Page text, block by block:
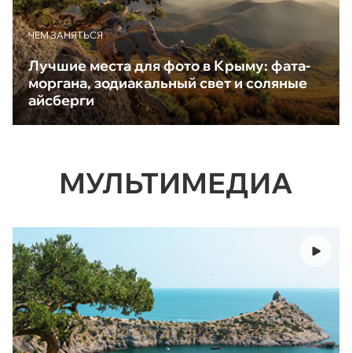
ЧЕМ ЗАНЯТЬСЯ
Лучшие места для фото в Крыму: фата-
моргана, зодиакальный свет и соляные
айсберги
МУЛЬТИМЕДИА